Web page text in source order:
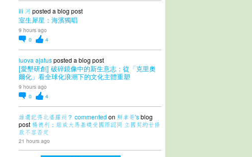
ili 河 posted a blog post
室生犀星：海濱獨唱
9 hours ago
0
4
luova ajatusposted a blog post
[愛墾研創] 破碎鏡像中的新生意志：從「克里奧
爾化」看全球化浪潮下的文化主體重塑
9 hours ago
0
4
誰還記得北婆羅州？ commented on 鮮拿哥'sblog
post 楊德利：組成大馬基礎受國際認同 立國契約廿條
款不容否定
21 hours ago